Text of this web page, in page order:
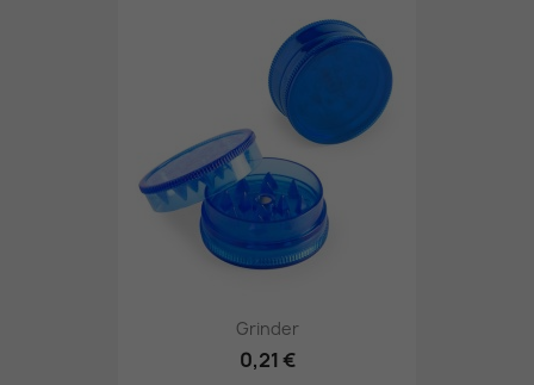
Grinder
0,21 €